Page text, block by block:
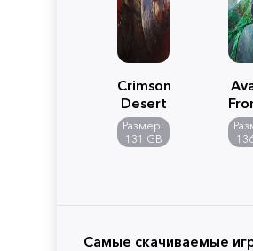
Crimson
Desert
Размер:
131 GB
Самые скачиваемые